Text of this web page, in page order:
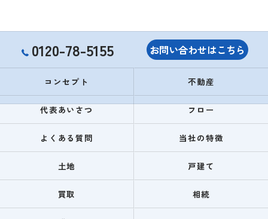
0120-78-5155 お問い合わせはこちら
コンセプト 不動産
代表あいさつ フロー
よくある質問 当社の特徴
土地 戸建て
買取 相続